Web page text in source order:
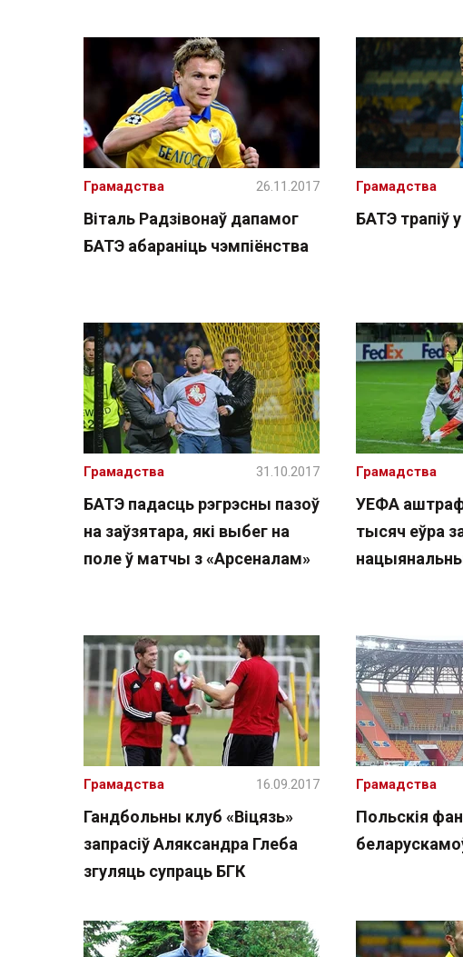
Віталь Радзівонаў дапамог
БАТЭ абараніць чэмпіёнства
Грамадства 26.11.2017
БАТЭ трапіў
Грамадства
БАТЭ падасць рэгрэсны пазоў
на заўзятара, які выбег на
поле ў матчы з «Арсеналам»
Грамадства 31.10.2017
УЕФА
тысяч еўра
Грамадства
Гандбольны клуб «Віцязь»
запрасіў Аляксандра Глеба
згуляць супраць БГК
Грамадства 16.09.2017
Польскія
Грамадства